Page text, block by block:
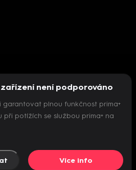
inicializovat přehrávač
není podporováno
garantovat plnou funkčnost prima+
potížích se službou prima+ na
Více info